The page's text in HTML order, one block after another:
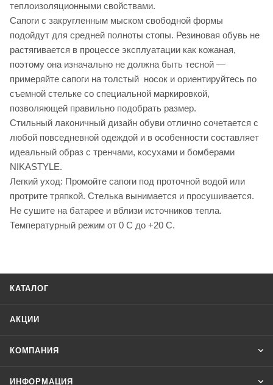
теплоизоляционными свойствами.
Сапоги с закругленным мыском свободной формы
подойдут для средней полноты стопы. Резиновая обувь не
растягивается в процессе эксплуатации как кожаная,
поэтому она изначально не должна быть тесной —
примеряйте сапоги на толстый носок и ориентируйтесь по
съемной стельке со специальной маркировкой,
позволяющей правильно подобрать размер.
Стильный лаконичный дизайн обуви отлично сочетается с
любой повседневной одеждой и в особенности составляет
идеальный образ с тренчами, косухами и бомберами
NIKASTYLE.
Легкий уход: Промойте сапоги под проточной водой или
протрите тряпкой. Стелька вынимается и просушивается.
Не сушите на батарее и вблизи источников тепла.
Температурный режим от 0 С до +20 С.
КАТАЛОГ
АКЦИИ
КОМПАНИЯ
ИНФОРМАЦИЯ